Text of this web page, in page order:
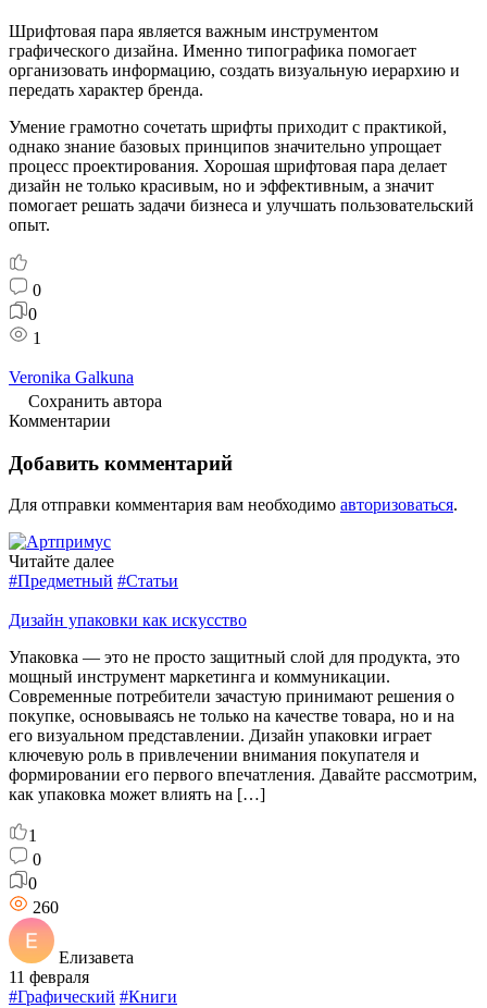
Шрифтовая пара является важным инструментом
графического дизайна. Именно типографика помогает
организовать информацию, создать визуальную иерархию и
передать характер бренда.
Умение грамотно сочетать шрифты приходит с практикой,
однако знание базовых принципов значительно упрощает
процесс проектирования. Хорошая шрифтовая пара делает
дизайн не только красивым, но и эффективным, а значит
помогает решать задачи бизнеса и улучшать пользовательский
опыт.
0
0
1
Veronika Galkuna
Сохранить автора
Комментарии
Добавить комментарий
Для отправки комментария вам необходимо авторизоваться.
Читайте далее
#Предметный #Статьи
Дизайн упаковки как искусство
Упаковка — это не просто защитный слой для продукта, это
мощный инструмент маркетинга и коммуникации.
Современные потребители зачастую принимают решения о
покупке, основываясь не только на качестве товара, но и на
его визуальном представлении. Дизайн упаковки играет
ключевую роль в привлечении внимания покупателя и
формировании его первого впечатления. Давайте рассмотрим,
как упаковка может влиять на […]
1
0
0
260
Елизавета
11 февраля
#Графический #Книги